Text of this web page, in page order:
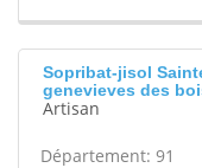
Sopribat-jisol
genevieves des
Artisan
Département: 91